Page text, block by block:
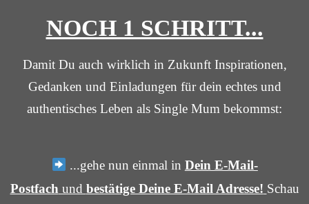
NOCH 1 SCHRITT...
Damit Du auch wirklich in Zukunft Inspirationen,
Gedanken und Einladungen für dein echtes und
authentisches Leben als Single Mum bekommst:
...gehe nun einmal in Dein E-Mail-
Postfach und bestätige Deine E-Mail Adresse! Schau